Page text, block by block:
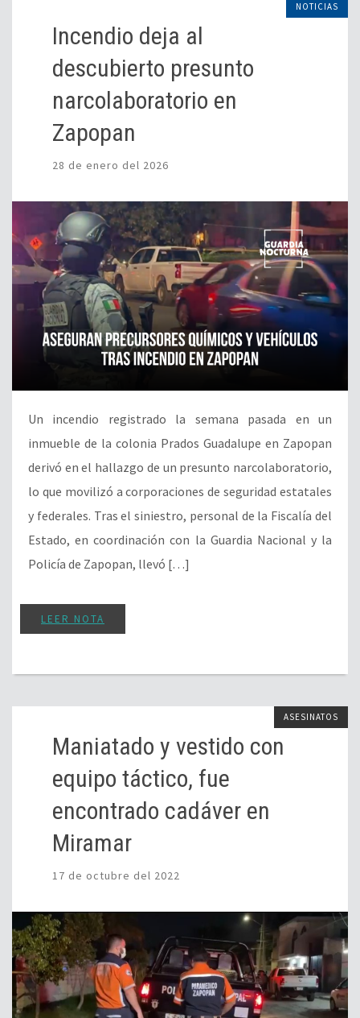
NOTICIAS
Incendio deja al
descubierto presunto
narcolaboratorio en
Zapopan
28 de enero del 2026
Un incendio registrado la semana pasada en un
inmueble de la colonia Prados Guadalupe en Zapopan
derivó en el hallazgo de un presunto narcolaboratorio,
lo que movilizó a corporaciones de seguridad estatales
y federales. Tras el siniestro, personal de la Fiscalía del
Estado, en coordinación con la Guardia Nacional y la
Policía de Zapopan, llevó […]
LEER NOTA
ASESINATOS
Maniatado y vestido con
equipo táctico, fue
encontrado cadáver en
Miramar
17 de octubre del 2022